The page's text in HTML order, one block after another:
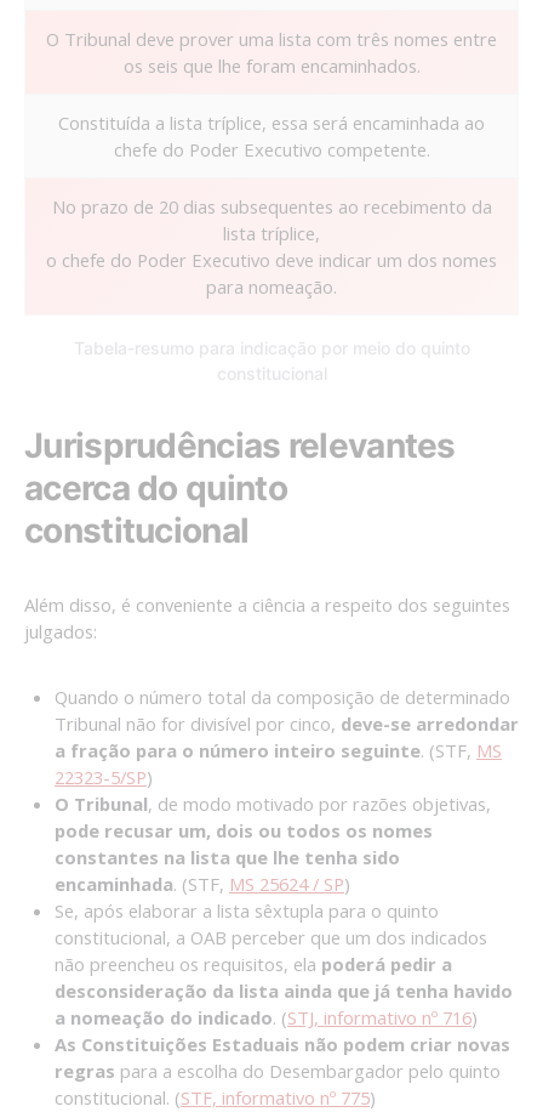
O Tribunal deve prover uma lista com três nomes entre
os seis que lhe foram encaminhados.
Constituída a lista tríplice, essa será encaminhada ao
chefe do Poder Executivo competente.
No prazo de 20 dias subsequentes ao recebimento da
lista tríplice,
o chefe do Poder Executivo deve indicar um dos nomes
para nomeação.
Tabela-resumo para indicação por meio do quinto
constitucional
Jurisprudências relevantes
acerca do quinto
constitucional
Além disso, é conveniente a ciência a respeito dos seguintes
julgados:
Quando o número total da composição de determinado
Tribunal não for divisível por cinco, deve-se arredondar
a fração para o número inteiro seguinte. (STF, MS
22323-5/SP)
O Tribunal, de modo motivado por razões objetivas,
pode recusar um, dois ou todos os nomes
constantes na lista que lhe tenha sido
encaminhada. (STF, MS 25624 / SP)
Se, após elaborar a lista sêxtupla para o quinto
constitucional, a OAB perceber que um dos indicados
não preencheu os requisitos, ela poderá pedir a
desconsideração da lista ainda que já tenha havido
a nomeação do indicado. (STJ, informativo nº 716)
As Constituições Estaduais não podem criar novas
regras para a escolha do Desembargador pelo quinto
constitucional. (STF, informativo nº 775)